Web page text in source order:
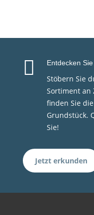
 Entdecken
Stöbern Sie
Sortiment an
finden Sie
Grundstück.
Sie!
Jetzt erkunden